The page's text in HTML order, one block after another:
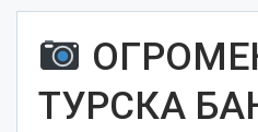
ТУРСКА